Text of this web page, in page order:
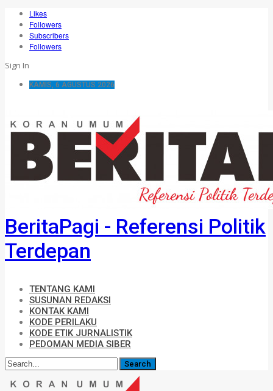
Likes
Followers
Subscribers
Followers
Sign In
KAMIS, 6 AGUSTUS 2026
BeritaPagi - Referensi Politik
Terdepan
TENTANG KAMI
SUSUNAN REDAKSI
KONTAK KAMI
KODE PERILAKU
KODE ETIK JURNALISTIK
PEDOMAN MEDIA SIBER